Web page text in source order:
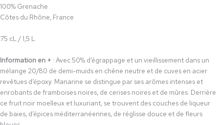
100% Grenache
Côtes du Rhône, France
75 cL / 1,5 L
Information en + : Avec 50% d’égrappage et un vieillissement dans un
mélange 20/80 de demi-muids en chêne neutre et de cuves en acier
revêtues d’époxy. Manarine se distingue par ses arômes intenses et
enrobants de framboises noires, de cerises noires et de mûres. Derrière
ce fruit noir moelleux et luxuriant, se trouvent des couches de liqueur
de baies, d’épices méditerranéennes, de réglisse douce et de fleurs